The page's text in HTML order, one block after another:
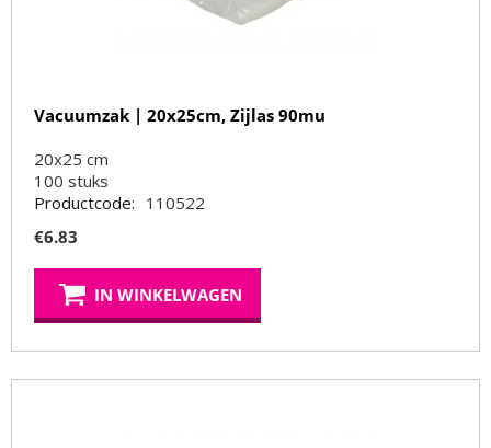
Vacuumzak | 20x25cm, Zijlas 90mu
20x25 cm
100 stuks
Productcode: 110522
€6.83
IN WINKELWAGEN